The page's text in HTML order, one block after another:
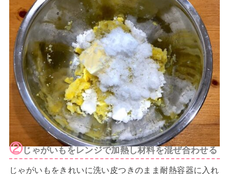
②じゃがいもをレンジで加熱し材料を混ぜ合わせる
じゃがいもをきれいに洗い皮つきのまま耐熱容器に入れ